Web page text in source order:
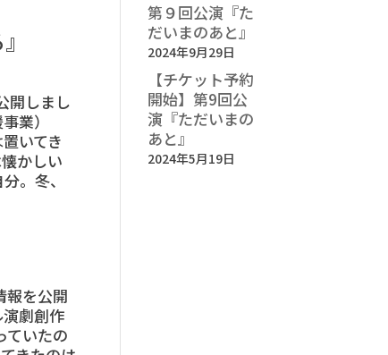
開しまし
業）
いてき
かしい
。冬、
報を公開
劇創作
ていたの
第９回公演『た
だいまのあと』
2024年9月29日
【チケット予約
開始】第9回公
演『ただいまの
あと』
2024年5月19日